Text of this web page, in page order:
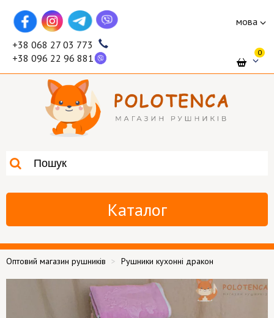
мова
+38 068 27 03 773
+38 096 22 96 881
0
Каталог
Оптовий магазин рушників Рушники кухонні дракон